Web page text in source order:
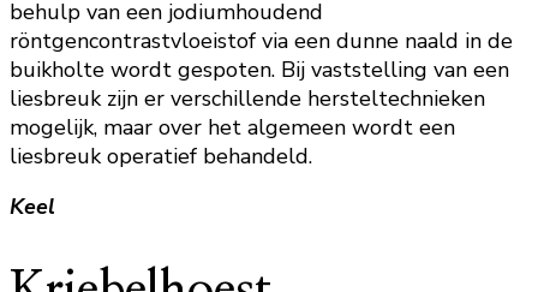
behulp van een jodiumhoudend
röntgencontrastvloeistof via een dunne naald in de
buikholte wordt gespoten. Bij vaststelling van een
liesbreuk zijn er verschillende hersteltechnieken
mogelijk, maar over het algemeen wordt een
liesbreuk operatief behandeld.
Keel